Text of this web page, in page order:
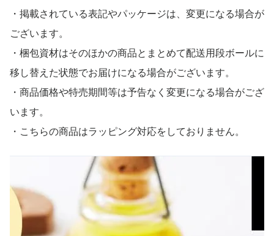
・掲載されている表記やパッケージは、変更になる場合が
ございます。
・梱包資材はそのほかの商品とまとめて配送用段ボールに
移し替えた状態でお届けになる場合がございます。
・商品価格や特売期間等は予告なく変更になる場合がござ
います。
・こちらの商品はラッピング対応をしておりません。